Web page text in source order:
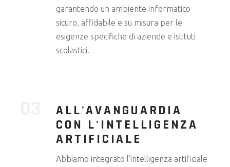
garantendo un ambiente informatico
sicuro, affidabile e su misura per le
esigenze specifiche di aziende e istituti
scolastici.
ALL'AVANGUARDIA
CON L'INTELLIGENZA
ARTIFICIALE
Abbiamo integrato l'intelligenza artificiale